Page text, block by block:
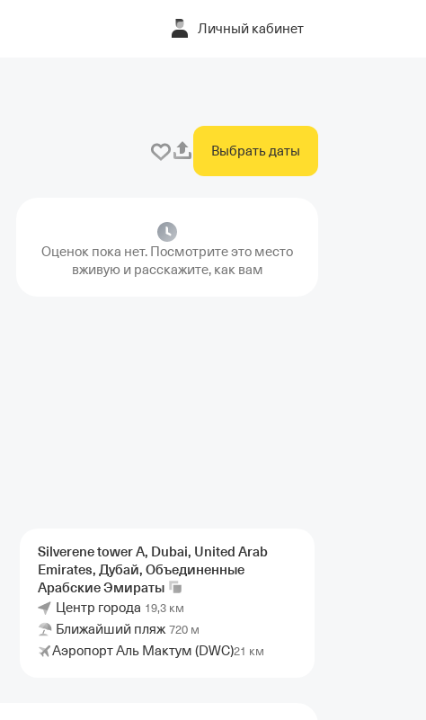
Личный кабинет
Выбрать даты
Оценок пока нет. Посмотрите это место
вживую и расскажите, как вам
Silverene tower A, Dubai, United Arab
Emirates, Дубай, Объединенные
АрабскиеЭмираты
Центр города 19,3 км
Ближайший пляж 720 м
Аэропорт Аль Мактум (DWC)21 км